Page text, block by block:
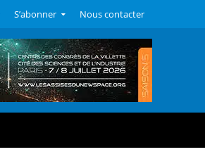
S’abonner Nous contacter